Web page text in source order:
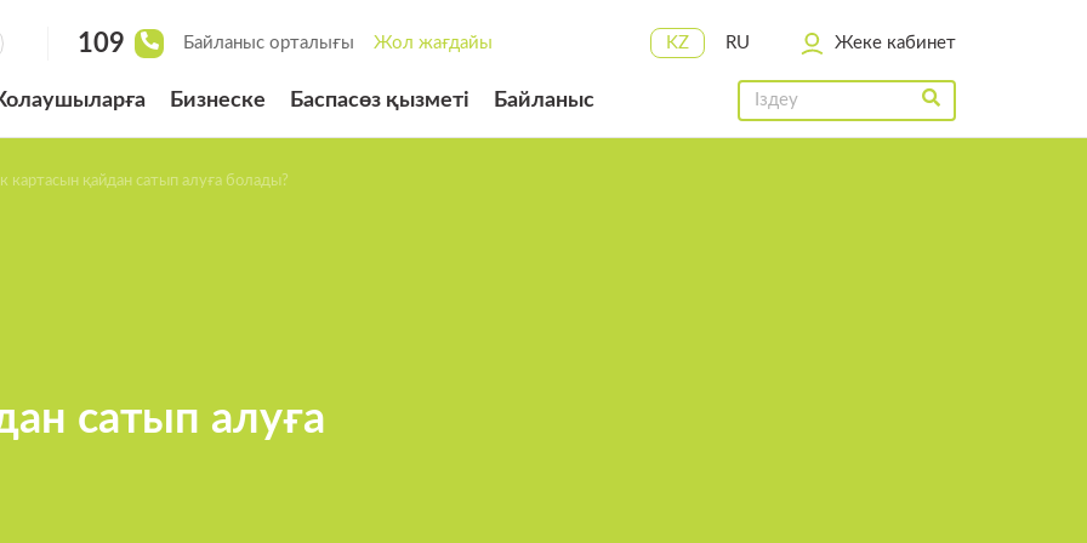
109 Байланыс орталығы Жол жағдайы KZ RU Жеке кабинет
Бизнеске Баспасөз қызметі Байланыс
картасын қайдан сатып алуға болады?
сатып алуға
велосипед
«BUS LANE»